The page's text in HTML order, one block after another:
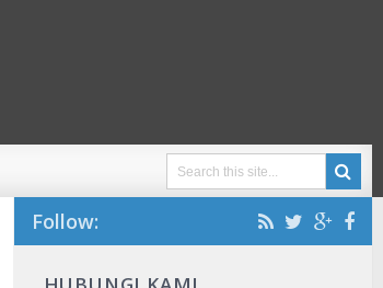
Follow: